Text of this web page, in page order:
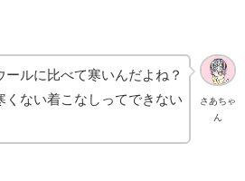
さあちゃ
ん
ルに比べて寒いんだよね？
くない着こなしってできない